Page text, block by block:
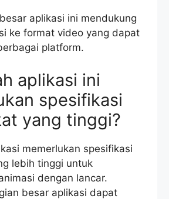
aplikasi ini mendukung
ke format video yang dapat
platform.
aplikasi ini
spesifikasi
yang tinggi?
memerlukan spesifikasi
lebih tinggi untuk
dengan lancar.
besar aplikasi dapat